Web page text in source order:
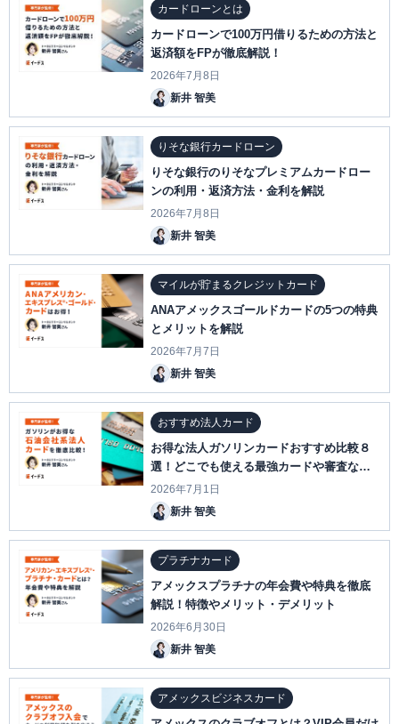
カードローンとは
カードローンで100万円借りるための方法と
返済額をFPが徹底解説！
2026年7月8日
新井 智美
りそな銀行カードローン
りそな銀行のりそなプレミアムカードロー
ンの利用・返済方法・金利を解説
2026年7月8日
新井 智美
マイルが貯まるクレジットカード
ANAアメックスゴールドカードの5つの特典
とメリットを解説
2026年7月7日
新井 智美
おすすめ法人カード
お得な法人ガソリンカードおすすめ比較８
選！どこでも使える最強カードや審査なし
で発行できるカードはどれ？
2026年7月1日
新井 智美
プラチナカード
アメックスプラチナの年会費や特典を徹底
解説！特徴やメリット・デメリット
2026年6月30日
新井 智美
アメックスビジネスカード